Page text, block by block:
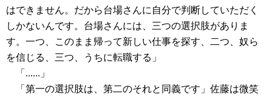
はできません。だから台場さんに自分で判断していただく
しかないんです。台場さんには、三つの選択肢がありま
す。一つ、このまま帰って新しい仕事を探す、二つ、奴ら
を信じる、三つ、うちに転職する」
「......」
「第一の選択肢は、第二のそれと同義です」佐藤は微笑